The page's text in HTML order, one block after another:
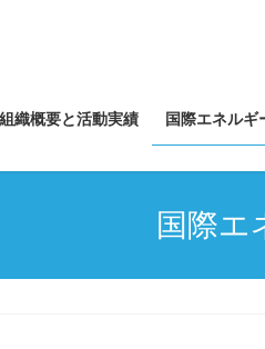
組織概要と活動実績 国際エネルギ
国際エ